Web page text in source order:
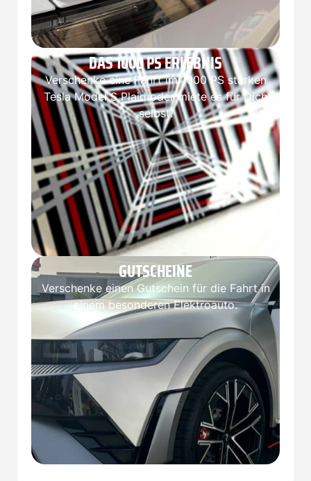
DAS 1000 PS ERLEBNIS
Verschenke eine Fahrt im 1000 PS starken
Tesla Model S Plaid oder miete es für Dich
selbst.
GUTSCHEINE
Verschenke einen Gutschein für die Fahrt in
einem besonderen Elektroauto.